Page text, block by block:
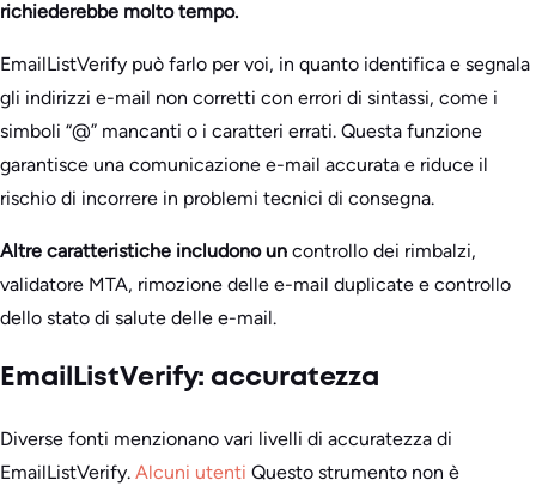
richiederebbe molto tempo.
EmailListVerify può farlo per voi, in quanto identifica e segnala
gli indirizzi e-mail non corretti con errori di sintassi, come i
simboli “@” mancanti o i caratteri errati. Questa funzione
garantisce una comunicazione e-mail accurata e riduce il
rischio di incorrere in problemi tecnici di consegna.
Altre caratteristiche includono un controllo dei rimbalzi,
validatore MTA, rimozione delle e-mail duplicate e controllo
dello stato di salute delle e-mail.
EmailListVerify: accuratezza
Diverse fonti menzionano vari livelli di accuratezza di
EmailListVerify. Alcuni utenti Questo strumento non è